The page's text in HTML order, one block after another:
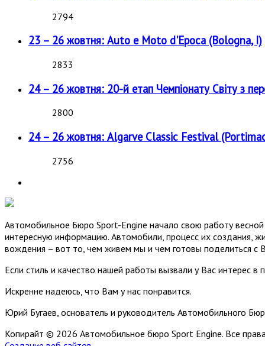
2794
23 – 26 жовтня: Auto e Moto d'Epoca (Bologna, I)
2833
24 – 26 жовтня: 20-й етап Чемпіонату Світу з
2800
24 – 26 жовтня: Algarve Classic Festival
2756
Автомобильное Бюро Sport-Engine начало свою работу
интересную информацию. Автомобили, процесс их создания,
вождения – вот то, чем живем мы и чем готовы поделиться с
Если стиль и качество нашей работы вызвали у Вас интерес в
Искренне надеюсь, что Вам у нас понравится.
Юрий Бугаев, основатель и руководитель Автомобильного
Копирайт © 2026 Автомобильное бюро Sport Engine. Все